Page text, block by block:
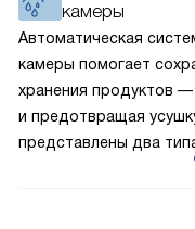
по охладительному
лучше работает
и быстрее
меньше
камеры
Автоматическая
камеры помогает
хранения продуктов
и предотвращая
представлены два